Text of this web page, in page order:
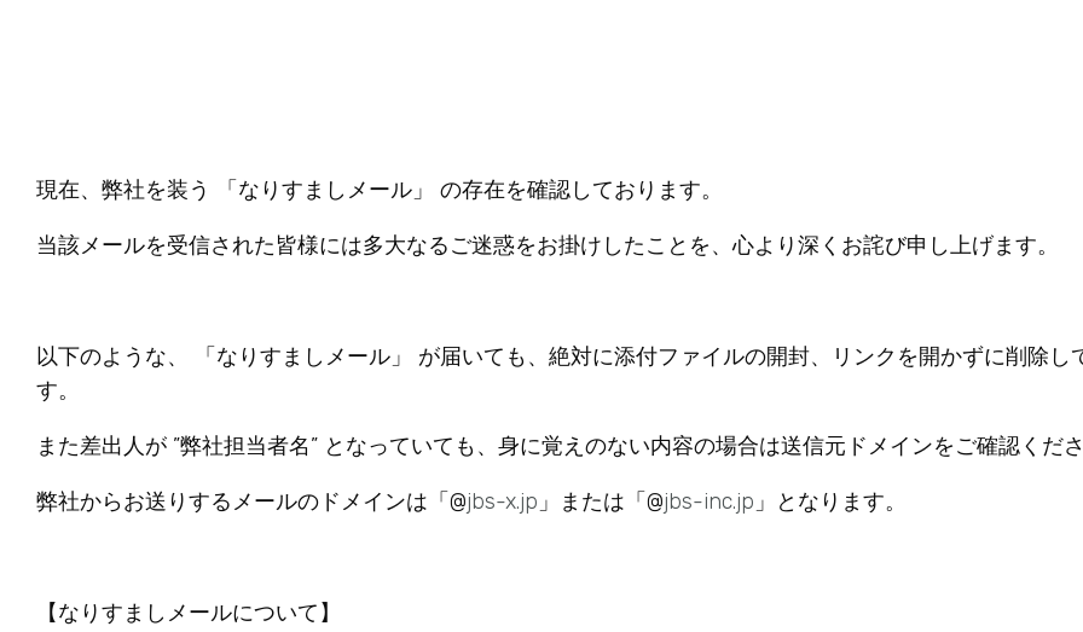
現在、弊社を装う 「なりすましメール」 の存在を確認しております。
当該メールを受信された皆様には多大なるご迷惑をお掛けしたことを、心より深くお詫び申し上げます。
以下のような、 「なりすましメール」 が届いても、絶対に添付ファイルの開封、リンクを開かずに削除し
す。
また差出人が ”弊社担当者名” となっていても、身に覚えのない内容の場合は送信元ドメインをご確認くださ
弊社からお送りするメールのドメインは「@jbs-x.jp 」または「@jbs-inc.jp 」となります。
【なりすましメールについて】